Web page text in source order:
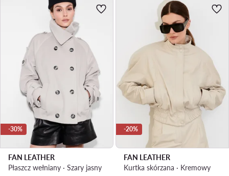
-30%
FAN LEATHER
Płaszcz wełniany · Szary jasny
-20%
FAN LEATHER
Kurtka skórzana · Kremowy